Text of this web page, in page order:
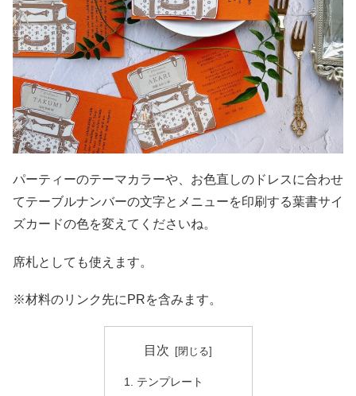
パーティーのテーマカラーや、お色直しのドレスに合わせ
てテーブルナンバーの文字とメニューを印刷する葉書サイ
ズカードの色を変えてくださいね。
席札としても使えます。
※材料のリンク先にPRを含みます。
目次
テンプレート